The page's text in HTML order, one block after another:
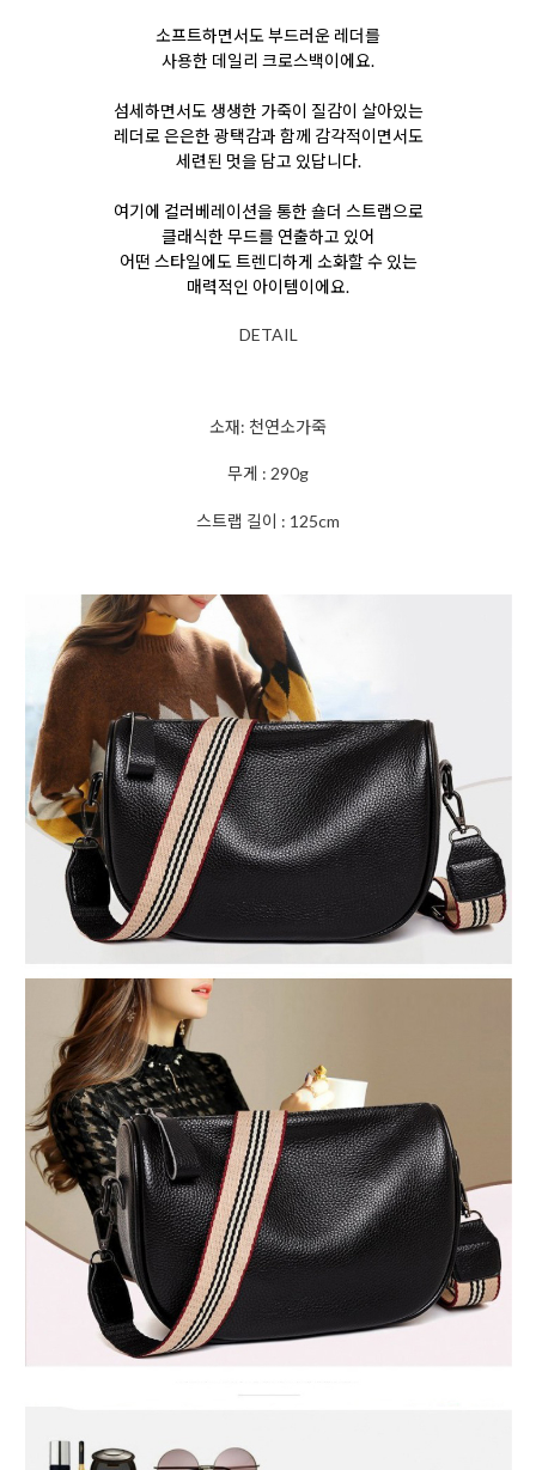
소프트하면서도 부드러운 레더를
사용한 데일리 크로스백이에요.
섬세하면서도 생생한 가죽이 질감이 살아있는
레더로은은한 광택감과 함께 감각적이면서도
세련된 멋을 담고 있답니다.
여기에 컬러베레이션을 통한 숄더 스트랩으로
클래식한 무드를 연출하고 있어
어떤 스타일에도 트렌디하게 소화할 수 있는
매력적인 아이템이에요.
DETAIL
소재: 천연소가죽
무게 : 290g
스트랩 길이 : 125cm